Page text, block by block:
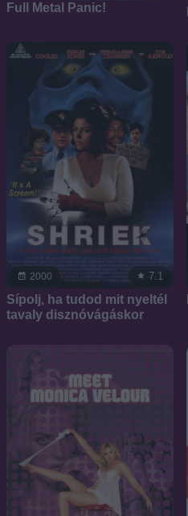
Full Metal Panic!
2000 7.1
Sípolj, ha tudod mit nyeltél
tavaly disznóvágáskor